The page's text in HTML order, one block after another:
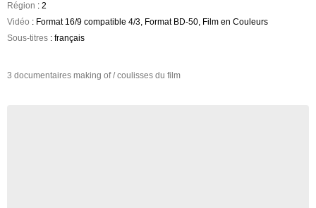
Région : 2
Vidéo : Format 16/9 compatible 4/3, Format BD-50, Film en Couleurs
Sous-titres : français
3 documentaires making of / coulisses du film